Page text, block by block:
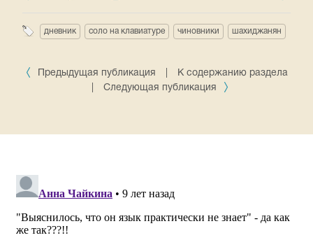
дневник соло на клавиатуре чиновники шахиджанян
Предыдущая публикация
К содержанию раздела
Следующая публикация